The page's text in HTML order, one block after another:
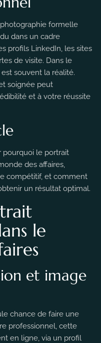
formelle
dans un cadre
profils LinkedIn, les sites
de visite. Dans le
souvent la réalité.
soignée peut
et à votre réussite
pourquoi le portrait
des affaires,
compétitif, et comment
un résultat optimal.
le
et image
chance de faire une
professionnel, cette
en ligne, via un profil